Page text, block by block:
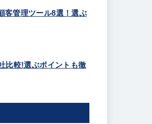
客管理ツール8選！選ぶ
比較!選ぶポイントも徹